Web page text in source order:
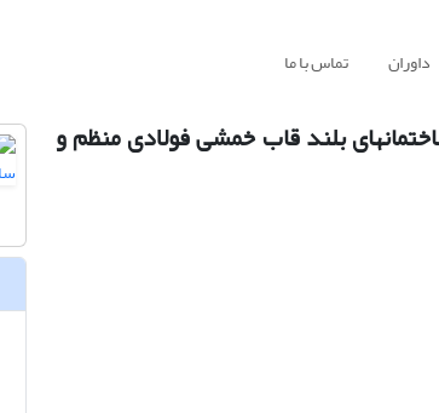
داوران تماس با ما
بلند قاب خمشی فولادی منظم و